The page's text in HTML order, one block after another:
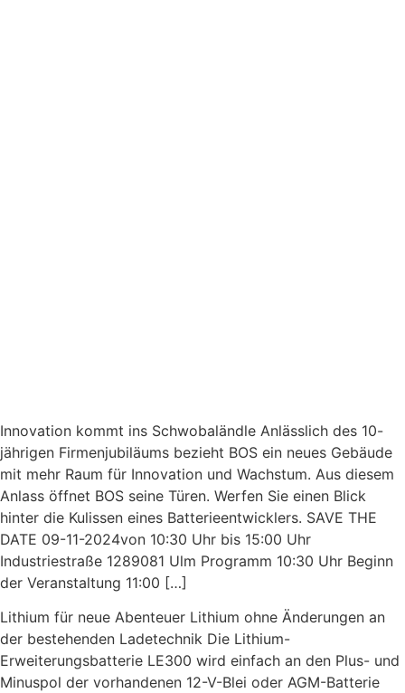
Innovation kommt ins Schwobaländle Anlässlich des 10-
jährigen Firmenjubiläums bezieht BOS ein neues Gebäude
mit mehr Raum für Innovation und Wachstum. Aus diesem
Anlass öffnet BOS seine Türen. Werfen Sie einen Blick
hinter die Kulissen eines Batterieentwicklers. SAVE THE
DATE 09-11-2024von 10:30 Uhr bis 15:00 Uhr
Industriestraße 1289081 Ulm Programm 10:30 Uhr Beginn
der Veranstaltung 11:00 […]
Lithium für neue Abenteuer Lithium ohne Änderungen an
der bestehenden Ladetechnik Die Lithium-
Erweiterungsbatterie LE300 wird einfach an den Plus- und
Minuspol der vorhandenen 12-V-Blei oder AGM-Batterie